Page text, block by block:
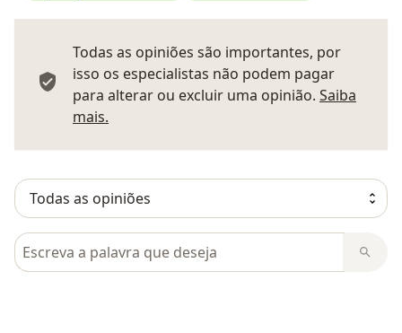
Todas as opiniões são importantes, por
isso os especialistas não podem pagar
para alterar ou excluir uma opinião. Saiba
mais.
Pesquisar em opiniões